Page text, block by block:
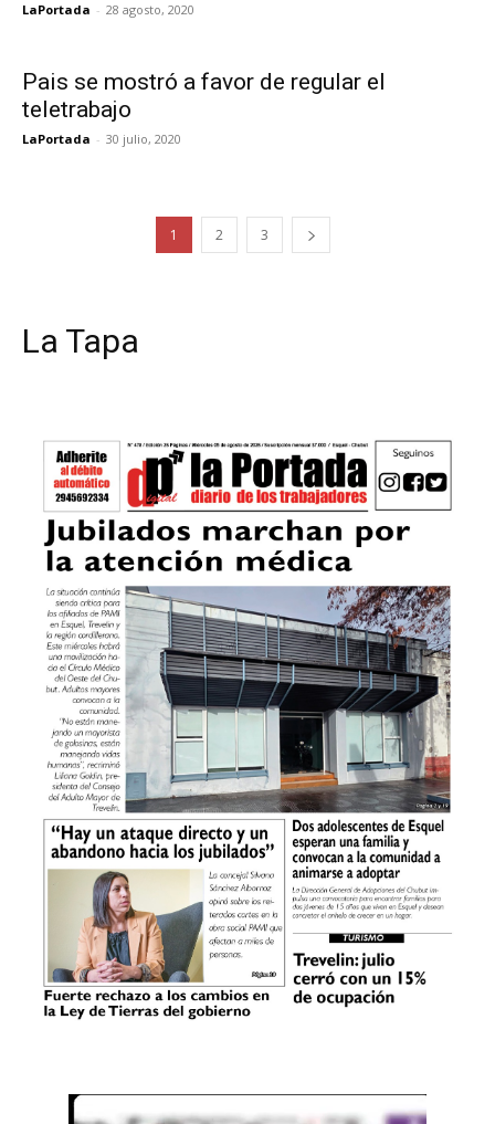
LaPortada - 28 agosto, 2020
Pais se mostró a favor de regular el
teletrabajo
LaPortada - 30 julio, 2020
1 2 3
La Tapa